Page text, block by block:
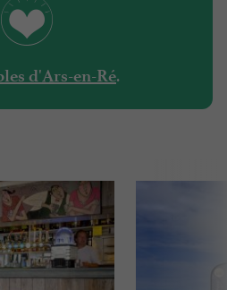
d'Ars-en-Ré.